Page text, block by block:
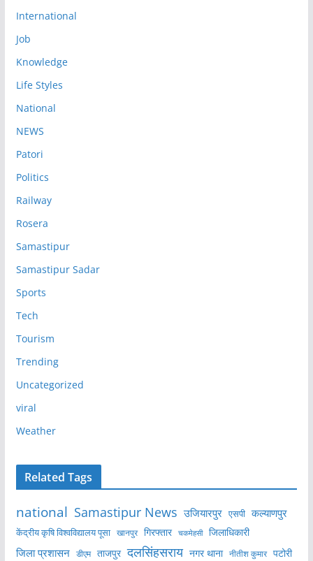
International
Job
Knowledge
Life Styles
National
NEWS
Patori
Politics
Railway
Rosera
Samastipur
Samastipur Sadar
Sports
Tech
Tourism
Trending
Uncategorized
viral
Weather
Related Tags
national Samastipur News उजियारपुर एसपी कल्याणपुर
केंद्रीय कृषि विश्वविद्यालय पूसा खानपुर गिरफ्तार चकमेहसी जिलाधिकारी
जिला प्रशासन डीएम ताजपुर दलसिंहसराय नगर थाना नीतीश कुमार पटोरी